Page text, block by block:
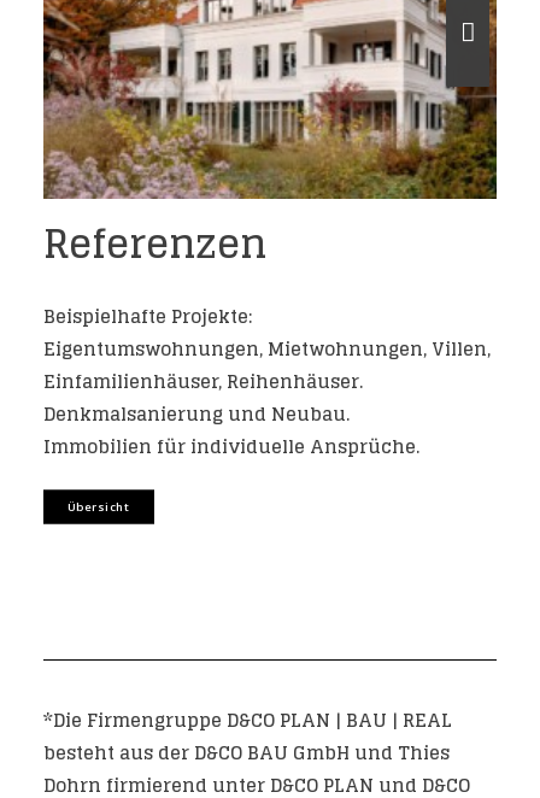
Referenzen
Beispielhafte Projekte:
Eigentumswohnungen, Mietwohnungen, Villen,
Einfamilienhäuser, Reihenhäuser.
Denkmalsanierung und Neubau.
Immobilien für individuelle Ansprüche.
Übersicht
*Die Firmengruppe D&CO PLAN | BAU | REAL
besteht aus der D&CO BAU GmbH und Thies
Dohrn firmierend unter D&CO PLAN und D&CO